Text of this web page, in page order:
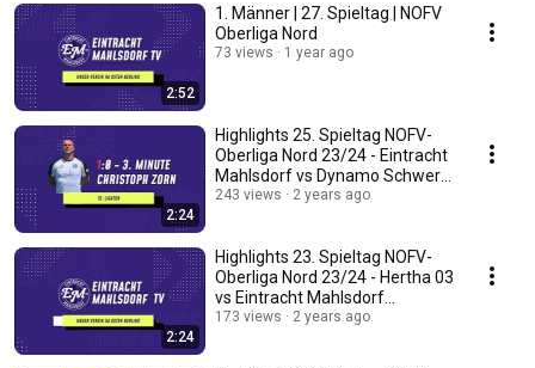
2:52
1. Männer | 27. Spieltag | NOFV
Oberliga Nord
73 views 1 year ago
2:24
Highlights 25. Spieltag NOFV-
Oberliga Nord 23/24 - Eintracht
Mahlsdorf vs Dynamo Schwerin
(28.04.24)
243 views 2 years ago
2:24
Highlights 23. Spieltag NOFV-
Oberliga Nord 23/24 - Hertha 03
vs Eintracht Mahlsdorf
(14.04.24)
173 views 2 years ago